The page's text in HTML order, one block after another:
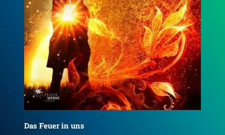
Das Joshua Profil